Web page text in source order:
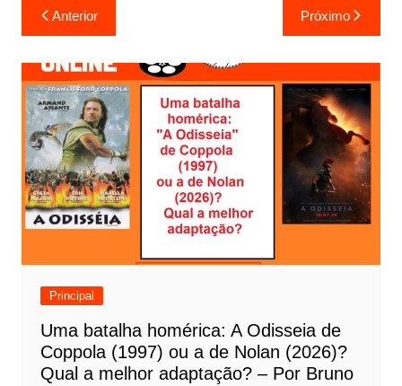
a
v
e
g
a
ç
ã
o
d
Anterior Próximo
Principal
Uma batalha homérica: A Odisseia de
Coppola (1997) ou a de Nolan (2026)?
Qual a melhor adaptação? – Por Bruno